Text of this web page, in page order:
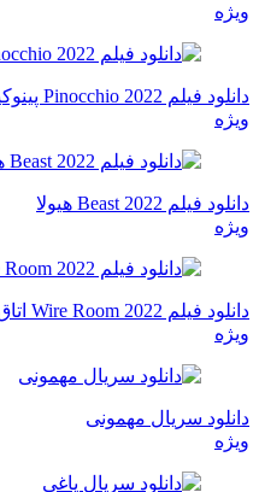
ویژه
دانلود فیلم Pinocchio 2022 پینوکیو
ویژه
دانلود فیلم Beast 2022 هیولا
ویژه
دانلود فیلم Wire Room 2022 اتاق شنود
ویژه
دانلود سریال مهمونی
ویژه